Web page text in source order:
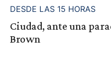
DESDE LAS 15 HORAS
Ciudad, ante una
Brown